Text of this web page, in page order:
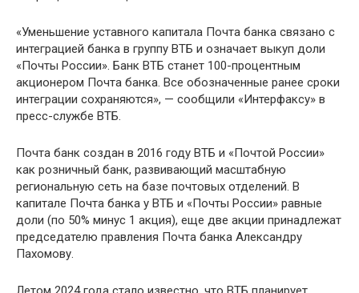
«Уменьшение уставного капитала Почта банка связано с
интеграцией банка в группу ВТБ и означает выкуп доли
«Почты России». Банк ВТБ станет 100-процентным
акционером Почта банка. Все обозначенные ранее сроки
интеграции сохраняются», — сообщили «Интерфаксу» в
пресс-службе ВТБ.
Почта банк создан в 2016 году ВТБ и «Почтой России»
как розничный банк, развивающий масштабную
региональную сеть на базе почтовых отделений. В
капитале Почта банка у ВТБ и «Почты России» равные
доли (по 50% минус 1 акция), еще две акции принадлежат
председателю правления Почта банка Александру
Пахомову.